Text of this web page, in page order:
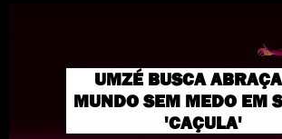
UMZÉ BUSCA
MUNDO SEM MEDO EM
'CAÇULA'